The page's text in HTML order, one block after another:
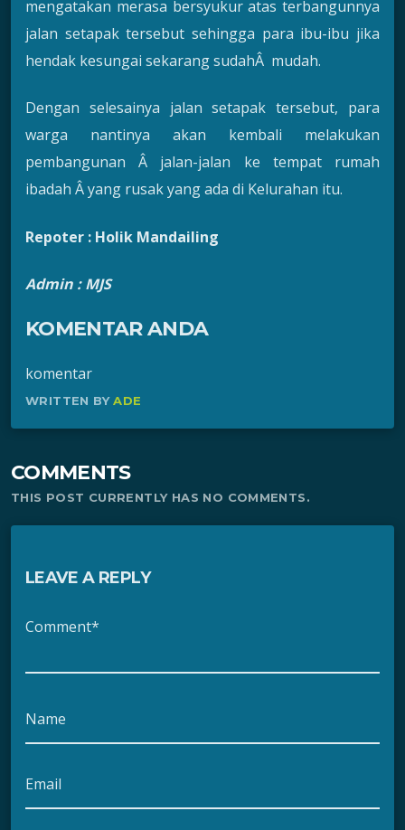
mengatakan merasa bersyukur atas terbangunnya
jalan setapak tersebut sehingga para ibu-ibu jika
hendak kesungai sekarang sudahÂ mudah.
Dengan selesainya jalan setapak tersebut, para
warga nantinya akan kembali melakukan
pembangunan Â jalan-jalan ke tempat rumah
ibadah Â yang rusak yang ada di Kelurahan itu.
Repoter : Holik Mandailing
Admin : MJS
KOMENTAR ANDA
komentar
WRITTEN BYADE
COMMENTS
THIS POST CURRENTLY HAS NO COMMENTS.
LEAVE A REPLY
Comment*
Name
Email